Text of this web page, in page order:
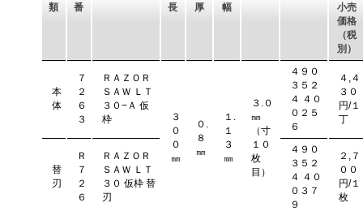
類
番
長
厚
幅
小売
価格
（税
別）
本
体
７
２
６
３
ＲＡＺＯＲ
ＳＡＷ ＬＴ
３０−Ａ 仮
枠
３
０
０
㎜
０.
８
㎜
１.
１
３
㎜
３.０
㎜
（寸
１０
枚
目）
４９０
３５２
４ ４０
０２５
６
４,４
３０
円/１
丁
替
刃
Ｒ
７
２
６
ＲＡＺＯＲ
ＳＡＷ ＬＴ
３０ 仮枠 替
刃
４９０
３５２
４ ４０
０３７
９
２,７
００
円/１
枚